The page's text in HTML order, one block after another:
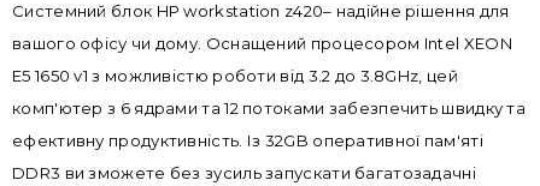
Системний блок HP workstation z420– надійне рішення для
вашого офісу чи дому. Оснащений процесором Intel XEON
E5 1650 v1 з можливістю роботи від 3.2 до 3.8GHz, цей
комп'ютер з 6 ядрами та 12 потоками забезпечить швидку та
ефективну продуктивність. Із 32GB оперативної пам'яті
DDR3 ви зможете без зусиль запускати багатозадачні